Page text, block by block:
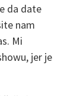
da date
nam
Mi
jer je